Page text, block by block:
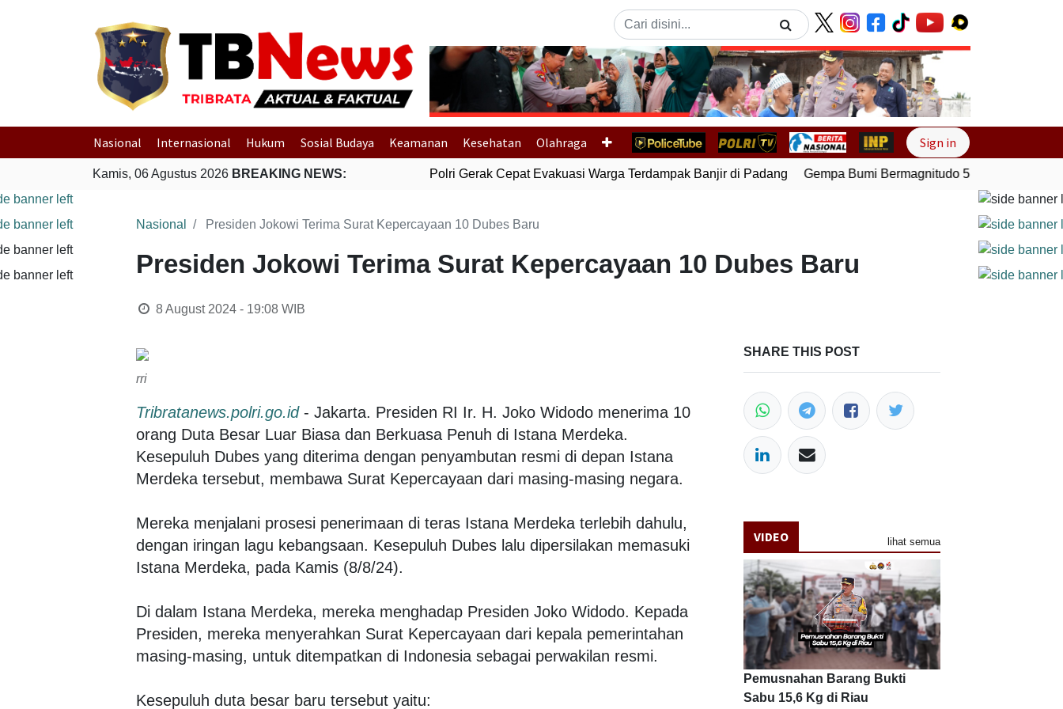
Previous Next
Nasional Internasional Hukum Sosial Budaya Keamanan Kesehatan Olahraga Sign in
Kamis, 06 Agustus 2026 BREAKING NEWS: Polri Gerak Cepat Evakuasi Warga Terdampak Banjir di Padang Gempa Bumi Bermagnitudo 5,1 Kembali
Nasional Presiden Jokowi Terima Surat Kepercayaan 10 Dubes Baru
Presiden Jokowi Terima Surat Kepercayaan 10 Dubes Baru
8 August 2024 - 19:08WIB
rri
Tribratanews.polri.go.id - Jakarta. Presiden RI Ir. H. Joko Widodo menerima 10
orang Duta Besar Luar Biasa dan Berkuasa Penuh di Istana Merdeka.
Kesepuluh Dubes yang diterima dengan penyambutan resmi di depan Istana
Merdeka tersebut, membawa Surat Kepercayaan dari masing-masing negara.
Mereka menjalani prosesi penerimaan di teras Istana Merdeka terlebih dahulu,
dengan iringan lagu kebangsaan. Kesepuluh Dubes lalu dipersilakan memasuki
Istana Merdeka, pada Kamis (8/8/24).
Di dalam Istana Merdeka, mereka menghadap Presiden Joko Widodo. Kepada
Presiden, mereka menyerahkan Surat Kepercayaan dari kepala pemerintahan
masing-masing, untuk ditempatkan di Indonesia sebagai perwakilan resmi.
Kesepuluh duta besar baru tersebut yaitu:
SHARE THIS POST
VIDEO lihat semua
Pemusnahan Barang Bukti
Sabu 15,6 Kg di Riau